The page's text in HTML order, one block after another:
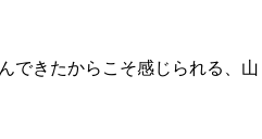
できたからこそ感じられる、山